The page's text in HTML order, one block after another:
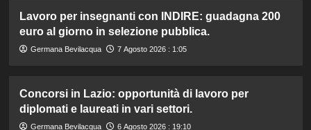
Lavoro per insegnanti con INDIRE: guadagna 200
euro al giorno in selezione pubblica.
Germana Bevilacqua 7 Agosto 2026 : 1:05
Concorsi in Lazio: opportunità di lavoro per
diplomati e laureati in vari settori.
Germana Bevilacqua 6 Agosto 2026 : 19:10